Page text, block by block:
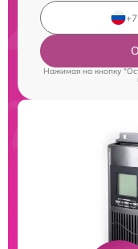
Нажимая на кнопку